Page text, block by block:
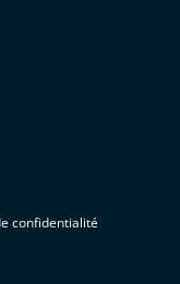
confidentialité